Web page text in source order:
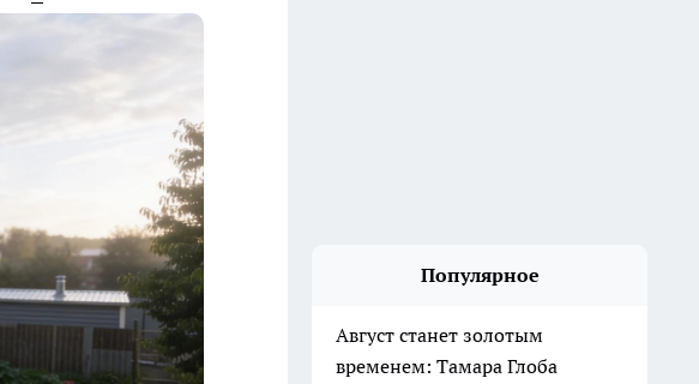
Популярное
Август станет золотым
временем: Тамара Глоба